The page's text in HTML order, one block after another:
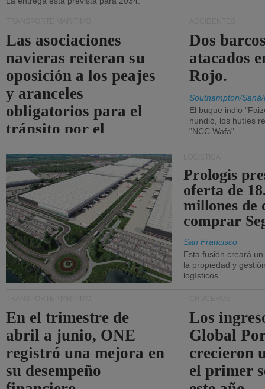
Las asociaciones
navieras reiteran su
oposición a los peajes
y aranceles
obligatorios para el
tránsito por el
Dos
atacados
Rojo.
Southampton/
El buque indio
hundió, los hutíes
"NCC Wafa"
Prologis
oferta de
millones de
comprar
San Francisco
Esta fusión creará
la propiedad y
logísticos.
En el trimestre de
abril a junio, ONE
registró una mejora en
su desempeño
Los
Global
crecieron
el primer